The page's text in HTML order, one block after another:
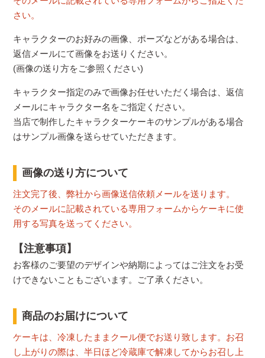
さい。
キャラクターのお好みの画像、ポーズなどがある場合は、
返信メールにて画像をお送りください。
(画像の送り方をご参照ください)
キャラクター指定のみで画像お任せいただく場合は、返信
メールにキャラクター名をご指定ください。
当店で制作したキャラクターケーキのサンプルがある場合
はサンプル画像を送らせていただきます。
画像の送り方について
注文完了後、弊社から画像送信依頼メールを送ります。
そのメールに記載されている専用フォームからケーキに使
用する写真を送ってください。
【注意事項】
お客様のご要望のデザインや納期によってはご注文をお受
けできないこともございます。ご了承ください。
商品のお届けについて
ケーキは、冷凍したままクール便でお送り致します。お召
し上がりの際は、半日ほど冷蔵庫で解凍してからお召し上